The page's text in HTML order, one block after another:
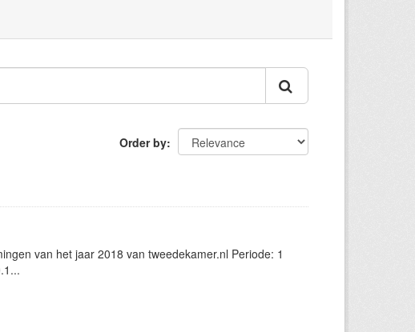
Order by
van het jaar 2018 van tweedekamer.nl Periode: 1